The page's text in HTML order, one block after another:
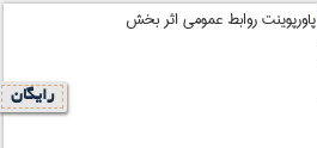
پاورپوینت روابط عمومی اثر بخش
رایگان